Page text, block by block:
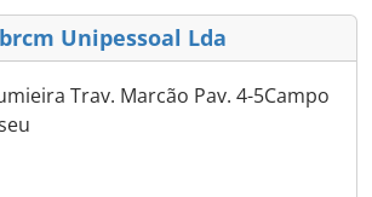
Unipessoal Lda
Trav. Marcão Pav. 4-5Campo